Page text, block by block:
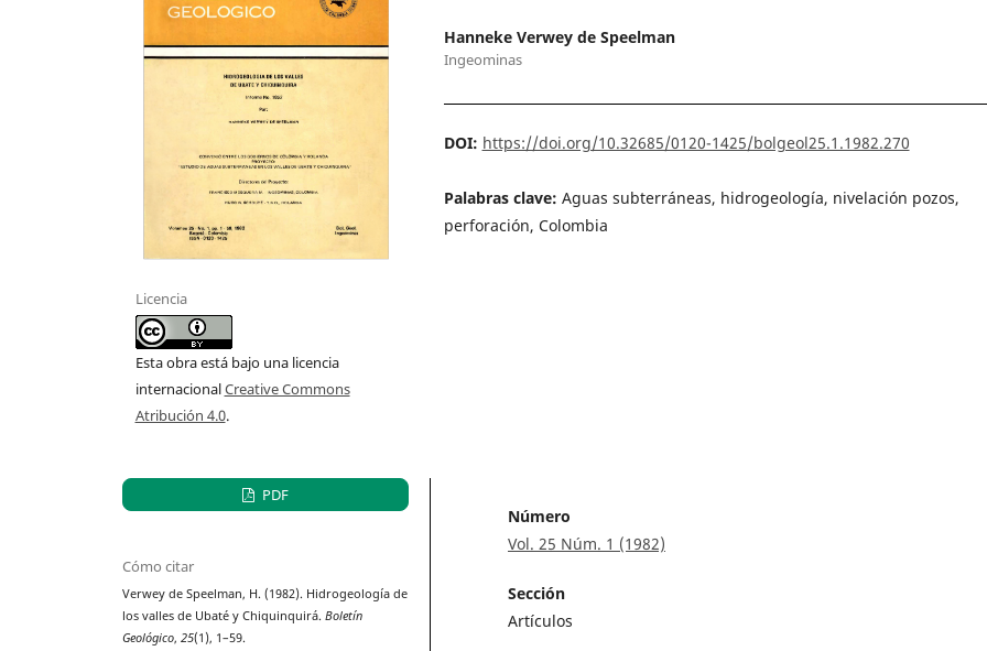
Hanneke Verwey de Speelman
Ingeominas
DOI: https://doi.org/10.32685/0120-1425/bolgeol25.1.1982.270
Palabras clave: Aguas subterráneas, hidrogeología, nivelación pozos,
perforación, Colombia
Licencia
Esta obra está bajo una licencia
internacionalCreative Commons
Atribución 4.0.
PDF
Cómo citar
Verwey de Speelman, H. (1982). Hidrogeología de
los valles de Ubaté y Chiquinquirá.Boletín
Geológico,25(1), 1–59.
Número
Vol. 25 Núm. 1 (1982)
Sección
Artículos